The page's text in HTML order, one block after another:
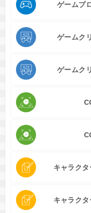
ゲームプ
ゲームク
ゲームク
キャラク
キャラク